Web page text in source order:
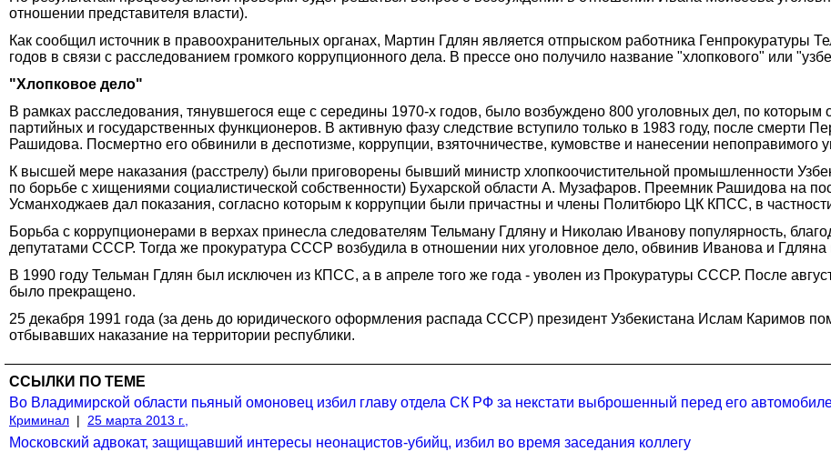
отношении представителя власти).
Как сообщил источник в правоохранительных органах, Мартин Гдлян является отпрыском работника Генпрокуратуры
годов в связи с расследованием громкого коррупционного дела. В прессе оно получило название "хлопкового" или
"Хлопковое дело"
В рамках расследования, тянувшегося еще с середины 1970-х годов, было возбуждено 800 уголовных дел, по которым
партийных и государственных функционеров. В активную фазу следствие вступило только в 1983 году, после смерти
Рашидова. Посмертно его обвинили в деспотизме, коррупции, взяточничестве, кумовстве и нанесении непоправимого
К высшей мере наказания (расстрелу) были приговорены бывший министр хлопкоочистительной промышленности
по борьбе с хищениями социалистической собственности) Бухарской области А. Музафаров. Преемник Рашидова на
Усманходжаев дал показания, согласно которым к коррупции были причастны и члены Политбюро ЦК КПСС, в
Борьба с коррупционерами в верхах принесла следователям Тельману Гдляну и Николаю Иванову популярность,
депутатами СССР. Тогда же прокуратура СССР возбудила в отношении них уголовное дело, обвинив Иванова и
В 1990 году Тельман Гдлян был исключен из КПСС, а в апреле того же года - уволен из Прокуратуры СССР. После
было прекращено.
25 декабря 1991 года (за день до юридического оформления распада СССР) президент Узбекистана Ислам Каримов
отбывавших наказание на территории республики.
ССЫЛКИ ПО ТЕМЕ
Во Владимирской области пьяный омоновец избил главу отдела СК РФ за некстати выброшенный перед его
Криминал | 25 марта 2013 г.,
Московский адвокат, защищавший интересы неонацистов-убийц, избил во время заседания коллегу